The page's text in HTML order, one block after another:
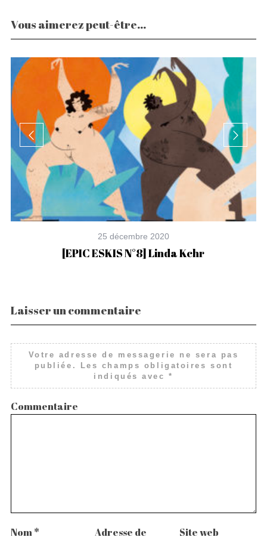
Vous aimerez peut-être...
25 décembre 2020
[EPIC ESKIS N°8] Linda Kchr
Laisser un commentaire
Votre adresse de messagerie ne sera pas
publiée.
Les champs obligatoires sont
indiqués avec*
Commentaire
Nom* Adresse de Site web